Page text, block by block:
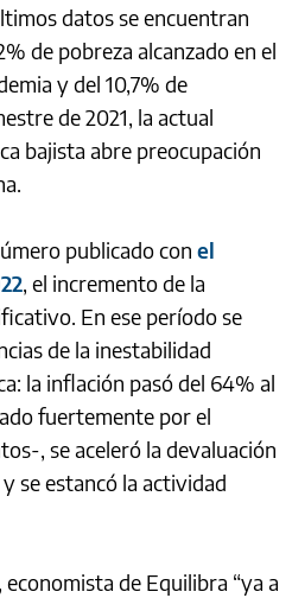
datos se encuentran
de pobreza alcanzado en el
y del 10,7% de
de 2021, la actual
bajista abre preocupación
publicado con el
, el incremento de la
En ese período se
de la inestabilidad
la inflación pasó del 64% al
fuertemente por el
, se aceleró la devaluación
se estancó la actividad
, economista de Equilibra “ya a